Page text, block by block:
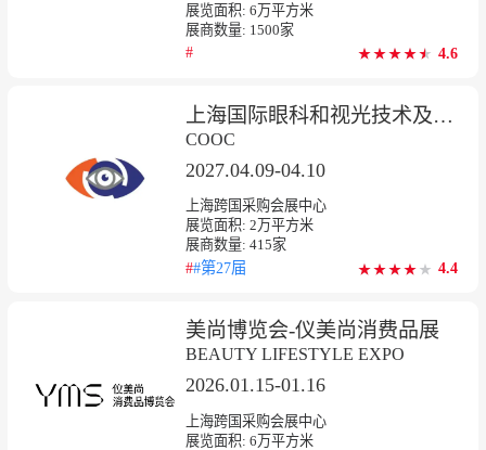
展览面积: 6 万平方米
展商数量: 1500家
# ★
★★
★★
★★
★★
★ 4.6
上海国际眼科和视光技术及设备展览会
COOC
2027.04.09-04.10
上海跨国采购会展中心
展览面积: 2 万平方米
展商数量: 415家
##第27届 ★
★★
★★
★★
★ ★ 4.4
美尚博览会-仪美尚消费品展
BEAUTY LIFESTYLE EXPO
2026.01.15-01.16
上海跨国采购会展中心
展览面积: 6 万平方米